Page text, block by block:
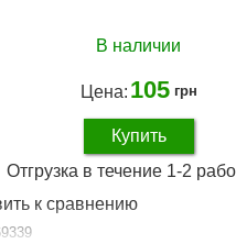
В наличии
Цена: 105 грн
Купить
Отгрузка в течение 1-2
к сравнению